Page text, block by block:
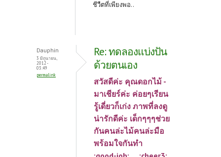
ชีวืตที่เพียงพอ..
Dauphin
3 มิถุนายน,
2012 -
03:49
permalink
Re: ทดลองแบ่งปัน
ด้วยตนเอง
สวัสดีค่ะ คุณดอกไม้ -
มาเชียร์ค่ะ ค่อยๆเรียน
รู้เดี่ยวก็เก่ง ภาพที่ลงดู
น่ารักดีค่ะ เด็กๆๆๆช่วย
กันคนล่ะไม้คนล่ะมือ
พร้อมใจกันทำ